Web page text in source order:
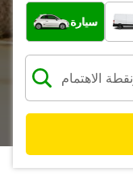
ما نوع المركبة؟
سيارة